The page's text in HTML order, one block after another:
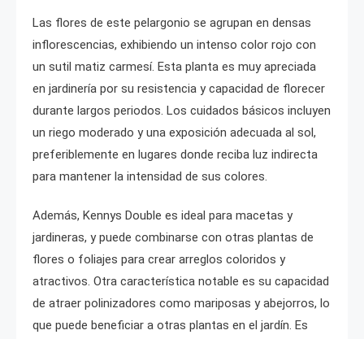
Las flores de este pelargonio se agrupan en densas
inflorescencias, exhibiendo un intenso color rojo con
un sutil matiz carmesí. Esta planta es muy apreciada
en jardinería por su resistencia y capacidad de florecer
durante largos periodos. Los cuidados básicos incluyen
un riego moderado y una exposición adecuada al sol,
preferiblemente en lugares donde reciba luz indirecta
para mantener la intensidad de sus colores.
Además, Kennys Double es ideal para macetas y
jardineras, y puede combinarse con otras plantas de
flores o foliajes para crear arreglos coloridos y
atractivos. Otra característica notable es su capacidad
de atraer polinizadores como mariposas y abejorros, lo
que puede beneficiar a otras plantas en el jardín. Es